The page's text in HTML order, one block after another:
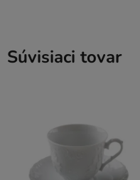
Súvisiaci tovar